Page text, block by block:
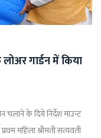
गार्डन में किया
के दिये निर्देश माउन्ट
महिला श्रीमती सत्यवती